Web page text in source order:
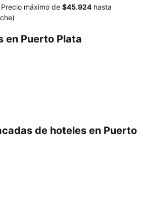
Precio máximo de ‎$45.924 hasta
en Puerto Plata
de hoteles en Puerto